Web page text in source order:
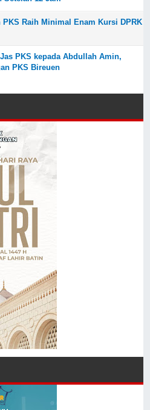
Raih Minimal Enam Kursi DPRK
PKS kepada Abdullah Amin,
PKS Bireuen